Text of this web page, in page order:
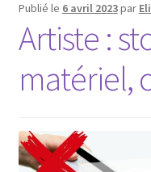
Publié le 6 avril 2023par
Artiste :
matériel,